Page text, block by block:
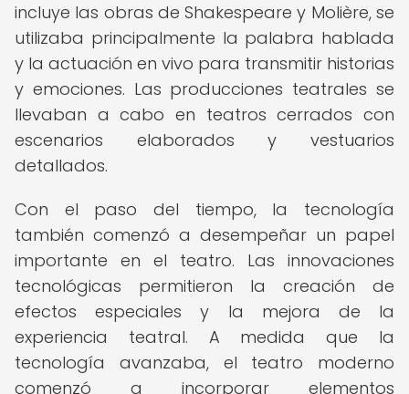
incluye las obras de Shakespeare y Molière, se
utilizaba principalmente la palabra hablada
y la actuación en vivo para transmitir historias
y emociones. Las producciones teatrales se
llevaban a cabo en teatros cerrados con
escenarios elaborados y vestuarios
detallados.
Con el paso del tiempo, la tecnología
también comenzó a desempeñar un papel
importante en el teatro. Las innovaciones
tecnológicas permitieron la creación de
efectos especiales y la mejora de la
experiencia teatral. A medida que la
tecnología avanzaba, el teatro moderno
comenzó a incorporar elementos